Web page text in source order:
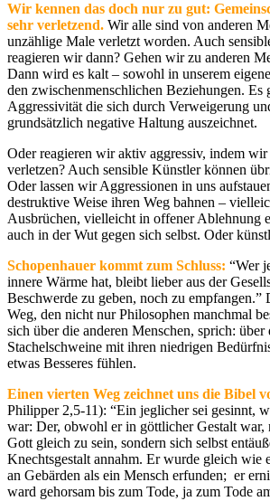
Wir kennen das doch nur zu gut:
sehr verletzend. Wir alle sind von anderen
unzählige Male verletzt worden. Auch
reagieren wir dann? Gehen wir zu anderen
Dann wird es kalt – sowohl in unserem
den zwischenmenschlichen Beziehungen. Es
Aggressivität die sich durch Verweigerung
grundsätzlich negative Haltung auszeichnet.
Oder reagieren wir aktiv aggressiv, indem wir
verletzen? Auch sensible Künstler können
Oder lassen wir Aggressionen in uns
destruktive Weise ihren Weg bahnen –
Ausbrüchen, vielleicht in offener Ablehnung
auch in der Wut gegen sich selbst. Oder
Schopenhauer kommt zum Schluss: “Wer
innere Wärme hat, bleibt lieber aus der
Beschwerde zu geben, noch zu empfangen.”
Weg, den nicht nur Philosophen manchmal
sich über die anderen Menschen, sprich:
Stachelschweine mit ihren niedrigen
etwas Besseres fühlen.
Einen vierten Weg zeichnet uns die Bibel
Philipper 2,5-11): “Ein jeglicher sei gesinnt,
war: Der, obwohl er in göttlicher Gestalt war,
Gott gleich zu sein, sondern sich selbst
Knechtsgestalt annahm. Er wurde gleich wie
an Gebärden als ein Mensch erfunden; er
ward gehorsam bis zum Tode, ja zum Tode